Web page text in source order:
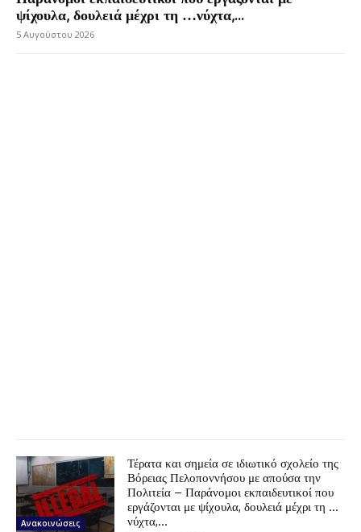
ψίχουλα, δουλειά μέχρι τη …νύχτα,...
5 Αυγούστου 2026
Ανακοινώσεις
Τέρατα και σημεία σε ιδιωτικό σχολείο της
Βόρειας Πελοποννήσου με απούσα την
Πολιτεία – Παράνομοι εκπαιδευτικοί που
εργάζονται με ψίχουλα, δουλειά μέχρι τη …
νύχτα,...